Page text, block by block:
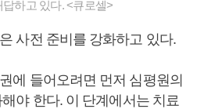
하고 있다. <큐로셀>
사전 준비를 강화하고 있다.
에 들어오려면 먼저 심평원의
야 한다. 이 단계에서는 치료